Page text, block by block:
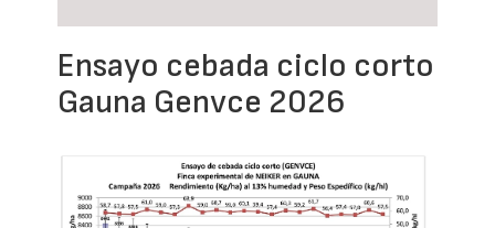
Ensayo cebada ciclo corto
Gauna Genvce 2026